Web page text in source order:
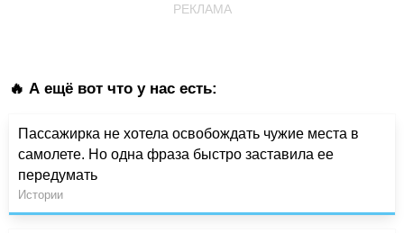
РЕКЛАМА
🔥 А ещё вот что у нас есть:
Пассажирка не хотела освобождать чужие места в
самолете. Но одна фраза быстро заставила ее
передумать
Истории